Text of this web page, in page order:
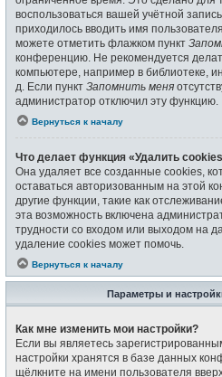
воспользоваться вашей учётной
приходилось вводить имя
можете отметить флажком пункт
конференцию. Не рекомендуется
компьютере, например в библиотеке,
д. Если пункт Запомнить меня
администратор отключил эту функцию.
Вернуться к началу
Что делает функция «Удалить
Она удаляет все созданные cookies,
оставаться авторизованным на этой
другие функции, такие как
эта возможность включена
трудности со входом или выходом на
удаление cookies может помочь.
Вернуться к началу
Параметры и
Как мне изменить мои настройки?
Если вы являетесь
настройки хранятся в базе данных
щёлкните на имени пользователя